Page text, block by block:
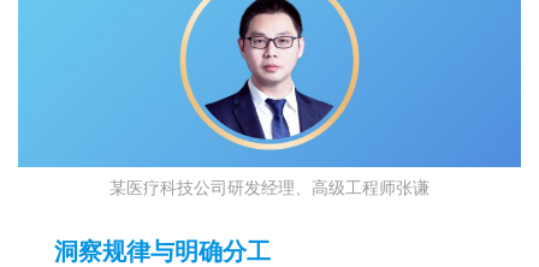
某医疗科技公司研发经理、高级工程师张谦
洞察规律与明确分工​